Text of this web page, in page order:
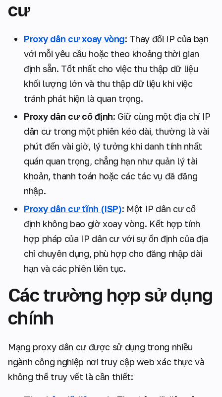
cư
Proxy dân cư xoay vòng: Thay đổi IP của bạn
với mỗi yêu cầu hoặc theo khoảng thời gian
định sẵn. Tốt nhất cho việc thu thập dữ liệu
khối lượng lớn và thu thập dữ liệu khi việc
tránh phát hiện là quan trọng.
Proxy dân cư cố định: Giữ cùng một địa chỉ IP
dân cư trong một phiên kéo dài, thường là vài
phút đến vài giờ, lý tưởng khi danh tính nhất
quán quan trọng, chẳng hạn như quản lý tài
khoản, thanh toán hoặc các tác vụ đã đăng
nhập.
Proxy dân cư tĩnh (ISP): Một IP dân cư cố
định không bao giờ xoay vòng. Kết hợp tính
hợp pháp của IP dân cư với sự ổn định của địa
chỉ chuyên dụng, phù hợp cho đăng nhập dài
hạn và các phiên liên tục.
Các trường hợp sử dụng
chính
Mạng proxy dân cư được sử dụng trong nhiều
ngành công nghiệp nơi truy cập web xác thực và
không thể truy vết là cần thiết: